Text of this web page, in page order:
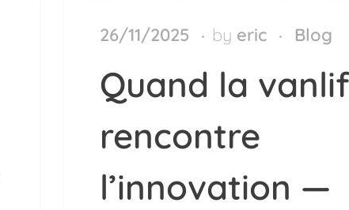
26/11/2025 by eric Blog
Quand la
rencontre
l’innovation —